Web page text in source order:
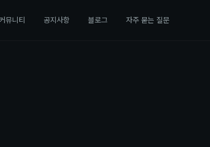
뮤니티 공지사항 블로그 자주 묻는 질문